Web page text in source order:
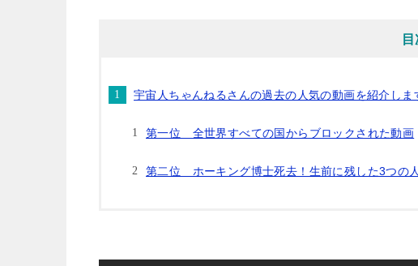
宇宙人ちゃんねるさんの過去の人気の動画を紹介しま
第一位 全世界すべての国からブロックされた動画
第二位 ホーキング博士死去！生前に残した3つの